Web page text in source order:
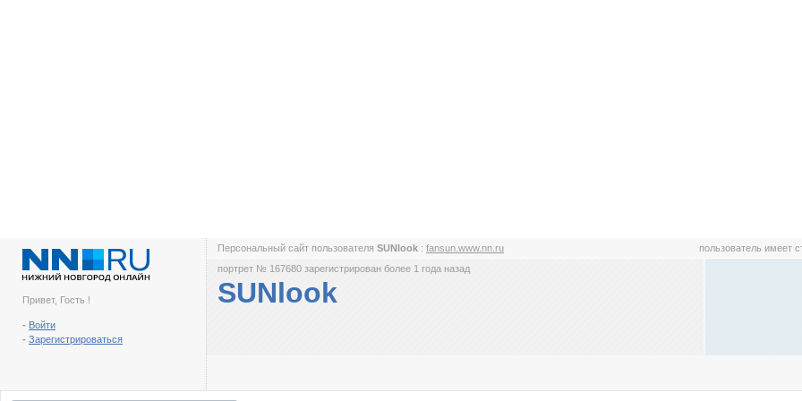
Привет, Гость !
- Войти
- Зарегистрироваться
Персональный сайт пользователя SUNlook : fansun.www.nn.ru пользователь имеет
портрет № 167680 зарегистрирован более 1 года назад
SUNlook